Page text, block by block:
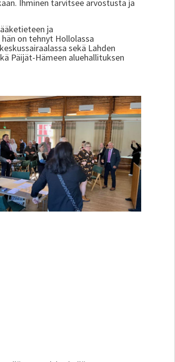
Ihminen tarvitsee arvostusta ja
ja
on tehnyt Hollolassa
sekä Lahden
Päijät-Hämeen aluehallituksen